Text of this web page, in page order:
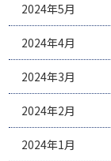
2024年5月
2024年4月
2024年3月
2024年2月
2024年1月